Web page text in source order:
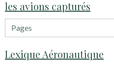
les avions capturés
Lexique Aéronautique